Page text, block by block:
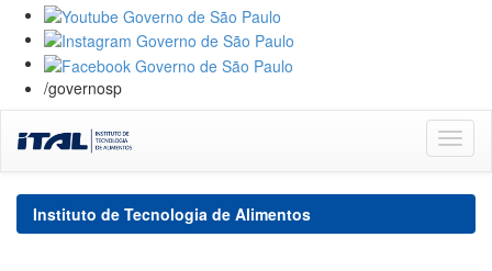
/governosp
navigation
Instituto de Tecnologia de Alimentos